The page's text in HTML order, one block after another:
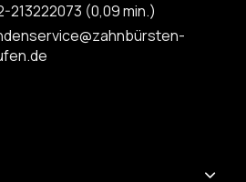
213222073 (0,09 min.)